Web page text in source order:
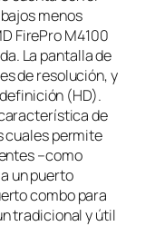
menos
FirePro M4100
La pantalla de
de resolución, y
(HD).
de
cuales permite
–como
un puerto
combo para
tradicional y útil